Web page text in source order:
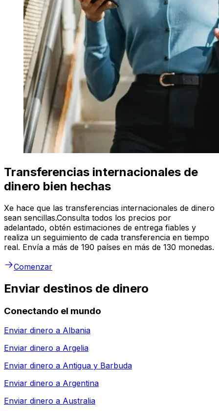
Transferencias internacionales de
dinero bien hechas
Xe hace que las transferencias internacionales de dinero
sean sencillas.Consulta todos los precios por
adelantado, obtén estimaciones de entrega fiables y
realiza un seguimiento de cada transferencia en tiempo
real. Envía a más de 190 países en más de 130 monedas.
Comenzar
Enviar destinos de dinero
Conectando el mundo
Enviar dinero a Albania
Enviar dinero a Argelia
Enviar dinero a Antigua y Barbuda
Enviar dinero a Argentina
Enviar dinero a Australia